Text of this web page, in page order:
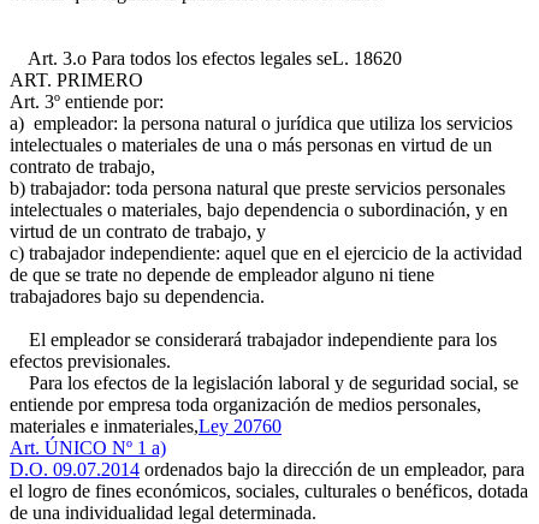
Art. 3.o Para todos los efectos legales seL. 18620
ART. PRIMERO
Art. 3º entiende por:
a) empleador: la persona natural o jurídica que utiliza los servicios
intelectuales o materiales de una o más personas en virtud de un
contrato de trabajo,
b) trabajador: toda persona natural que preste servicios personales
intelectuales o materiales, bajo dependencia o subordinación, y en
virtud de un contrato de trabajo, y
c) trabajador independiente: aquel que en el ejercicio de la actividad
de que se trate no depende de empleador alguno ni tiene
trabajadores bajo su dependencia.
El empleador se considerará trabajador independiente para los
efectos previsionales.
Para los efectos de la legislación laboral y de seguridad social, se
entiende por empresa toda organización de medios personales,
materiales e inmateriales,Ley 20760
Art. ÚNICO Nº 1 a)
D.O. 09.07.2014 ordenados bajo la dirección de un empleador, para
el logro de fines económicos, sociales, culturales o benéficos, dotada
de una individualidad legal determinada.